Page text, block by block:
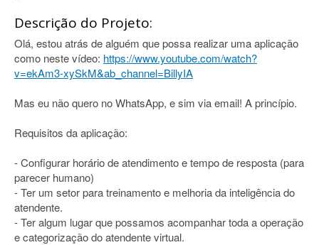
Descrição do Projeto:
Olá, estou atrás de alguém que possa realizar uma aplicação
como neste vídeo: https://www.youtube.com/watch?
v=ekAm3-xySkM&ab_channel=BillyIA
Mas eu não quero no WhatsApp, e sim via email! A princípio.
Requisitos da aplicação:
- Configurar horário de atendimento e tempo de resposta (para
parecer humano)
- Ter um setor para treinamento e melhoria da inteligência do
atendente.
- Ter algum lugar que possamos acompanhar toda a operação
e categorização do atendente virtual.